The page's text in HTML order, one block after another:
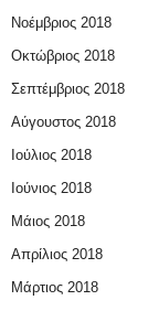
Νοέμβριος 2018
Οκτώβριος 2018
Σεπτέμβριος 2018
Αύγουστος 2018
Ιούλιος 2018
Ιούνιος 2018
Μάιος 2018
Απρίλιος 2018
Μάρτιος 2018